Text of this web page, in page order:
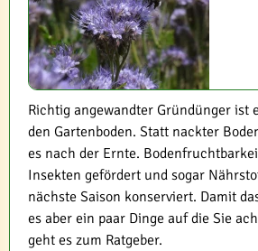
Richtig angewandter Gründünger ist
den Gartenboden. Statt nackter
es nach der Ernte.
Insekten gefördert und sogar
nächste Saison konserviert. Damit
es aber ein paar Dinge auf die Sie
geht es zum Ratgeber.